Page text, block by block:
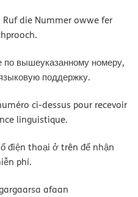
Ruf die Nummer owwe fer
по вышеуказанному номеру,
поддержку.
ci-dessus pour recevoir
linguistique.
điện thoại ở trên để nhận
phí.
afaan